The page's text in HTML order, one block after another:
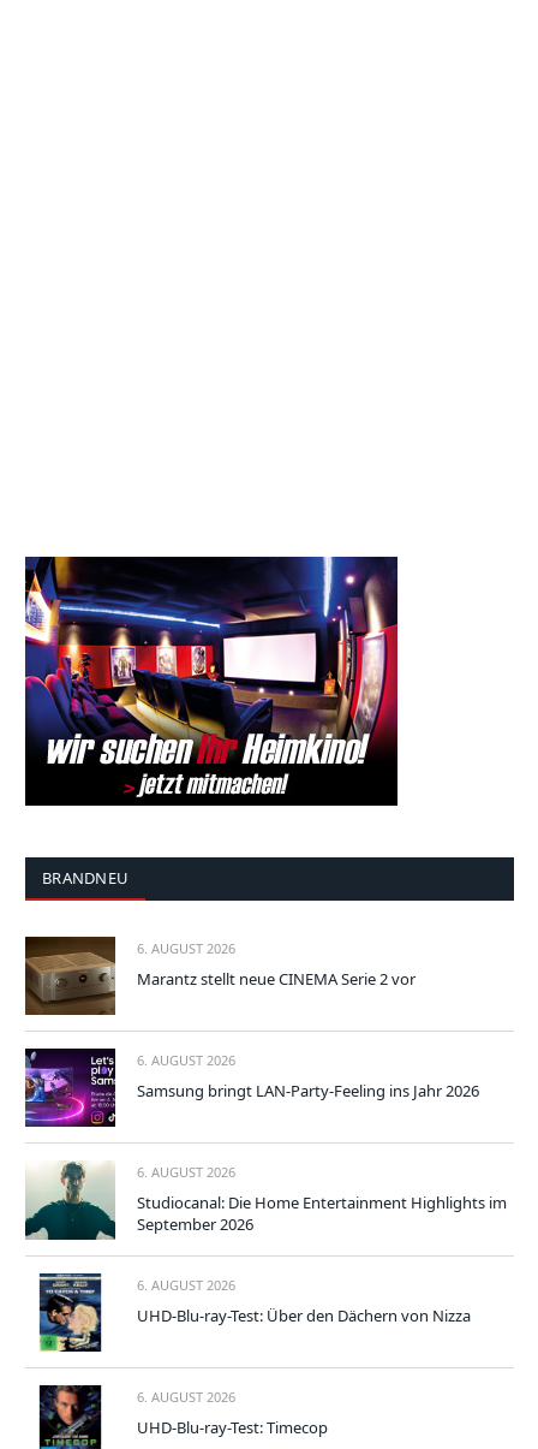
BRANDNEU
6. AUGUST 2026
Marantz stellt neue CINEMA Serie 2 vor
6. AUGUST 2026
Samsung bringt LAN-Party-Feeling ins Jahr 2026
6. AUGUST 2026
Studiocanal: Die Home Entertainment Highlights im
September 2026
6. AUGUST 2026
UHD-Blu-ray-Test: Über den Dächern von Nizza
6. AUGUST 2026
UHD-Blu-ray-Test: Timecop